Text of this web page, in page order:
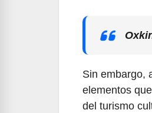
Sin embargo,
elementos
del turismo